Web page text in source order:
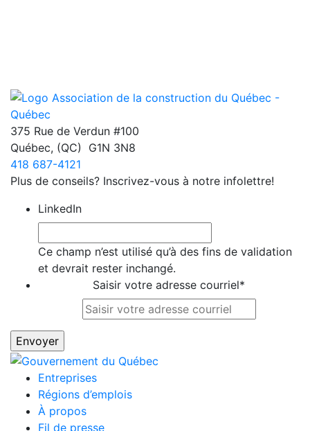
375 Rue de Verdun #100
Québec, (QC)
G1N 3N8
418 687-4121
Plus de conseils? Inscrivez-vous à notre infolettre!
LinkedIn
Ce champ n’est utilisé qu’à des fins de validation
et devrait rester inchangé.
Saisir votre adresse courriel*
Entreprises
Régions d’emplois
À propos
Fil de presse